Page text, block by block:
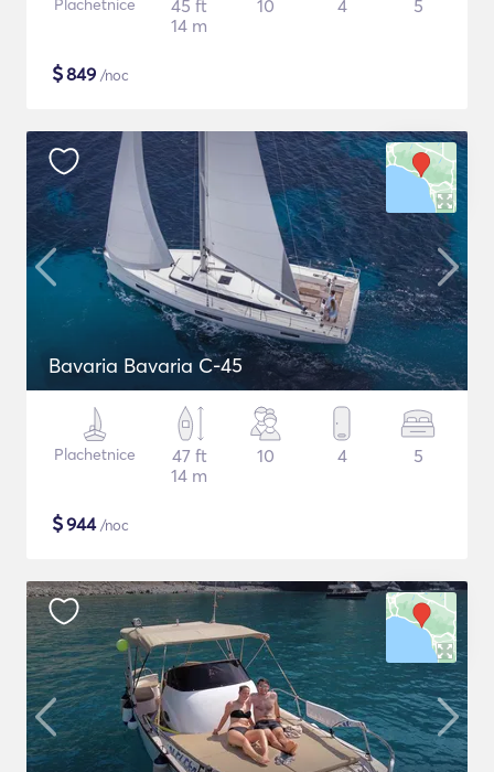
Plachetnice
45 ft
14 m
10 4 5
$849 /noc
Bavaria Bavaria C-45
Plachetnice
47 ft
14 m
10 4 5
$944/noc